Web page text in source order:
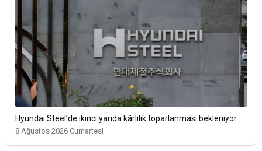
Hyundai Steel’de ikinci yarıda kârlılık toparlanması bekleniyor
8 Ağustos 2026 Cumartesi